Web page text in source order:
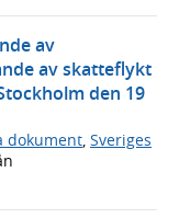
av
av skatteflykt
den 19
dokument, Sveriges